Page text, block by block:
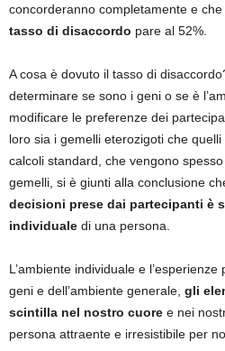
concorderanno completamente e che
tasso di disaccordo pare al 52%.
A cosa è dovuto il tasso di
determinare se sono i geni o se è
modificare le preferenze dei
loro sia i gemelli eterozigoti che
calcoli standard, che vengono
gemelli, si è giunti alla conclusione
decisioni prese dai partecipanti è
individuale di una persona.
L’ambiente individuale e
geni e dell’ambiente generale, gli
scintilla nel nostro cuore e nei
persona attraente e irresistibile per